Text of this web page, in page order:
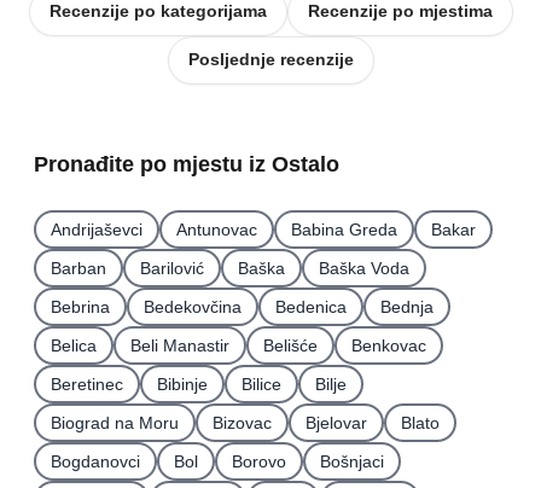
Recenzije po kategorijama Recenzije po mjestima
Posljednje recenzije
Pronađite po mjestu iz Ostalo
Andrijaševci Antunovac Babina Greda
Bakar
Barban
Barilović Baška
Baška Voda
Bebrina
Bedekovčina Bedenica
Bednja
Belica
Beli Manastir Belišće
Benkovac
Beretinec
Bibinje Bilice
Bilje
Biograd na Moru
Bizovac Bjelovar
Blato
Bogdanovci
Bol Borovo
Bošnjaci